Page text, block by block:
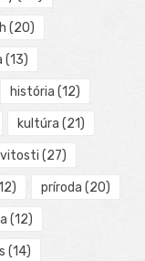
(20)
(13)
história (12)
kultúra (21)
(27)
príroda (20)
(12)
(14)